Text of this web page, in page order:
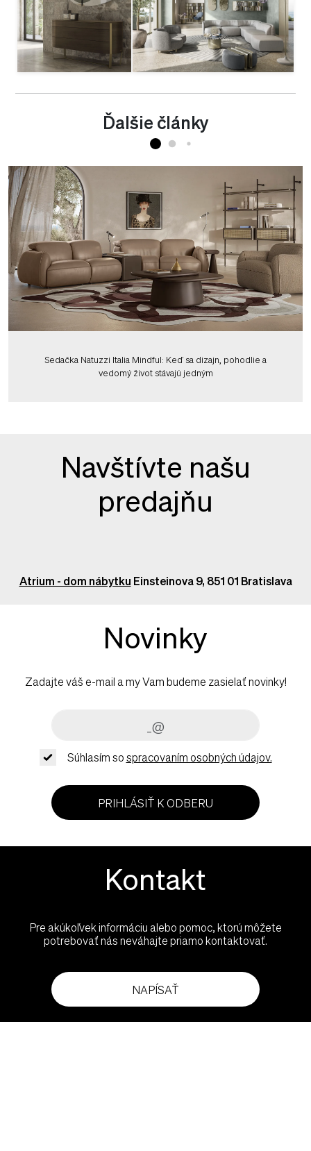
Ďalšie články
Sedačka Natuzzi Italia Mindful: Keď sa dizajn, pohodlie a
vedomý život stávajú jedným
Navštívte našu
predajňu
Atrium - dom nábytku Einsteinova 9, 851 01 Bratislava
Novinky
Zadajte váš e-mail a my Vam budeme zasielať novinky!
Súhlasím sospracovaním osobných údajov.
PRIHLÁSIŤ K ODBERU
Kontakt
Pre akúkoľvek informáciu alebo pomoc, ktorú môžete
potrebovať nás neváhajte priamo kontaktovať.
NAPÍSAŤ